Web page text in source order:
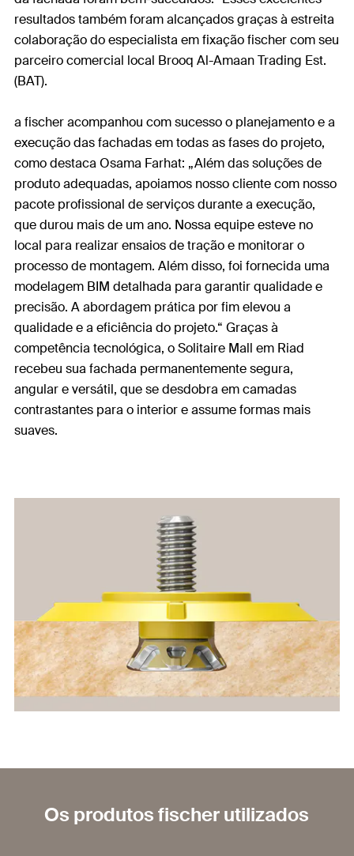
resultados também foram alcançados graças à estreita
colaboração do especialista em fixação fischer com seu
parceiro comercial local Brooq Al-Amaan Trading Est.
(BAT).
a fischer acompanhou com sucesso o planejamento e a
execução das fachadas em todas as fases do projeto,
como destaca Osama Farhat: „Além das soluções de
produto adequadas, apoiamos nosso cliente com nosso
pacote profissional de serviços durante a execução,
que durou mais de um ano. Nossa equipe esteve no
local para realizar ensaios de tração e monitorar o
processo de montagem. Além disso, foi fornecida uma
modelagem BIM detalhada para garantir qualidade e
precisão. A abordagem prática por fim elevou a
qualidade e a eficiência do projeto.“ Graças à
competência tecnológica, o Solitaire Mall em Riad
recebeu sua fachada permanentemente segura,
angular e versátil, que se desdobra em camadas
contrastantes para o interior e assume formas mais
suaves.
Os produtos fischer utilizados